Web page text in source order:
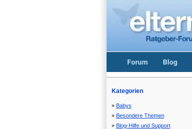
Forum Blog
Kategorien
Babys
Besondere Themen
Blog-Hilfe und Support